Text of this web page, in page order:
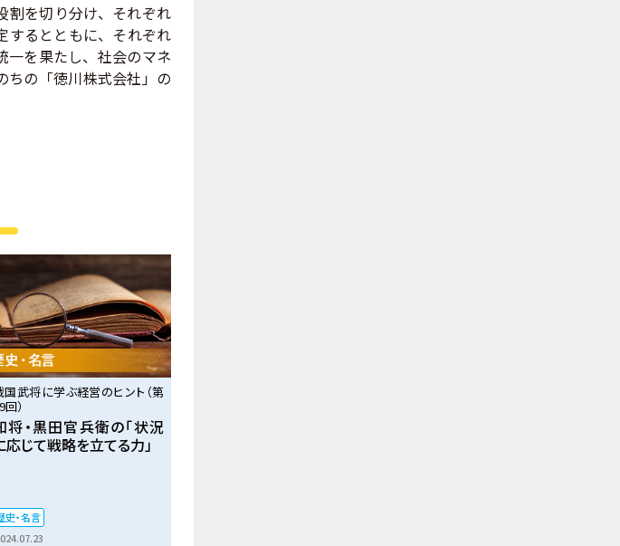
割を切り分け、それぞれ
するとともに、それぞれ
一を果たし、社会のマネ
ちの「徳川株式会社」の
国武将に学ぶ経営のヒント（第
回）
将・黒田官兵衛の「状況
応じて戦略を立てる力」
史・名言